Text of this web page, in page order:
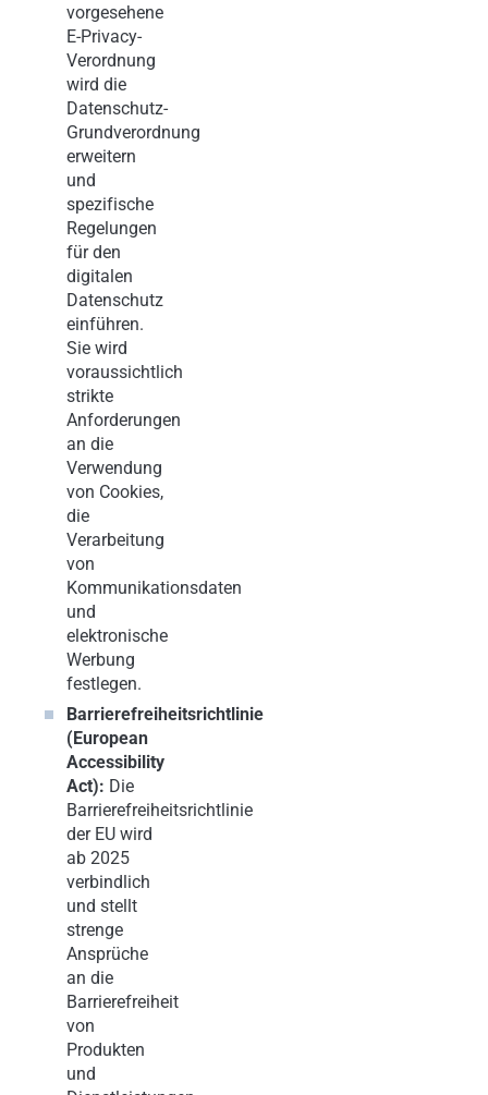
vorgesehene
E-Privacy-
Verordnung
wird die
Datenschutz-
Grundverordnung
erweitern
und
spezifische
Regelungen
für den
digitalen
Datenschutz
einführen.
Sie wird
voraussichtlich
strikte
Anforderungen
an die
Verwendung
von Cookies,
die
Verarbeitung
von
Kommunikationsdaten
und
elektronische
Werbung
festlegen.
Barrierefreiheitsrichtlinie
(European
Accessibility
Act): Die
Barrierefreiheitsrichtlinie
der EU wird
ab 2025
verbindlich
und stellt
strenge
Ansprüche
an die
Barrierefreiheit
von
Produkten
und